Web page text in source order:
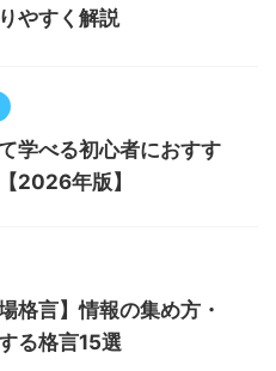
やすく解説
学べる初心者におすす
2026年版】
格言】情報の集め方・
る格言15選